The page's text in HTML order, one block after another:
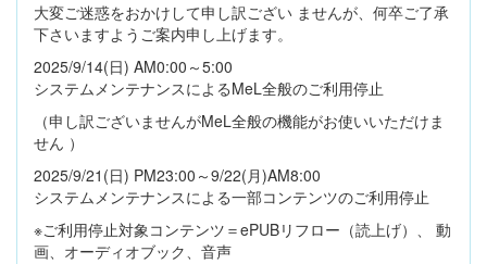
大変ご迷惑をおかけして申し訳ござい ませんが、何卒ご了承
下さいますようご案内申し上げます。
2025/9/14(日) AM0:00～5:00
システムメンテナンスによるMeL全般のご利用停止
（申し訳ございませんがMeL全般の機能がお使いいただけま
せん ）
2025/9/21(日) PM23:00～9/22(月)AM8:00
システムメンテナンスによる一部コンテンツのご利用停止
※ご利用停止対象コンテンツ＝ePUBリフロー（読上げ）、 動
画、オーディオブック、音声